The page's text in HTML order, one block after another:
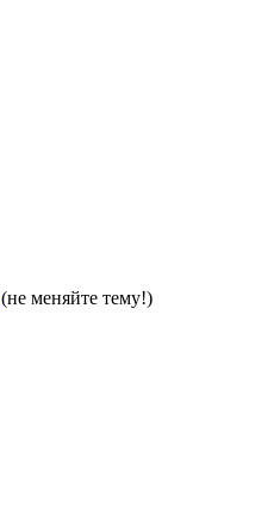
(не меняйте тему!)